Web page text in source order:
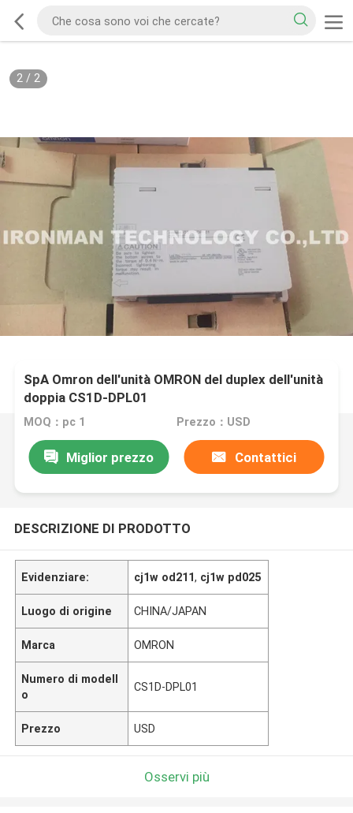
2/ 2
SpA Omron dell'unità OMRON del duplex dell'unità
doppia CS1D-DPL01
MOQ：pc 1 Prezzo：USD
Miglior prezzo Contattici
DESCRIZIONE DI PRODOTTO
Evidenziare: cj1w od211, cj1w pd025
Luogo di origine CHINA/JAPAN
Marca OMRON
Numero di modell
o
CS1D-DPL01
Prezzo USD
Osservi più